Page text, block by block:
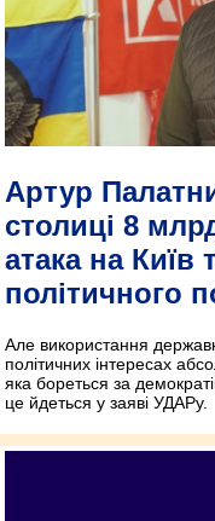
Артур
столиці 8
атака на Київ
політичного
Але використання
політичних інтересах
яка бореться за
це йдеться у заяві УДАРу.